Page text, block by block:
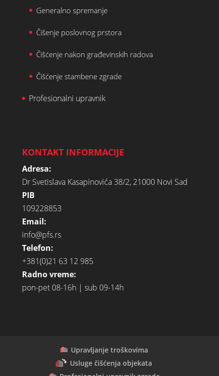
Generalno spremanje
Čišenje poslovnog prstora
Čišćenje nakon građevinskih radova
Čišćenje stambene zgrade
Profesionalni upravnik
KONTAKT INFORMACIJE
Adresa:
Dr Svetislava Kasapinovića 38/2, 21000 Novi Sad
PIB
109228853
Email:
info@pfs.rs
Telefon:
+381(0)21 63 12 985
Radno vreme:
pon-pet 08-16h | sub 09-14h
Upravljanje troškovima
Usluge čišćenja objekata